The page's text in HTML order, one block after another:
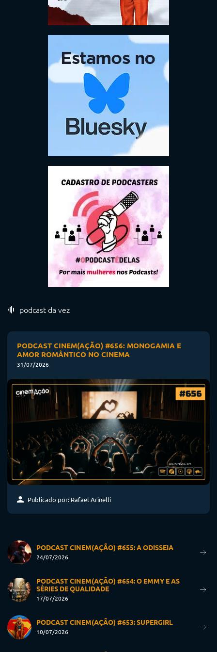
podcast da vez
PODCAST CINEM(AÇÃO) #656: MONOGAMIA E
AMOR ROMÂNTICO NO CINEMA
31/07/2026
Publicado por: Rafael Arinelli
PODCAST CINEM(AÇÃO) #655: A ODISSEIA
24/07/2026
PODCAST CINEM(AÇÃO) #654: O EMMY E AS
SÉRIES DE QUALIDADE
17/07/2026
PODCAST CINEM(AÇÃO) #653: SUPERGIRL
10/07/2026